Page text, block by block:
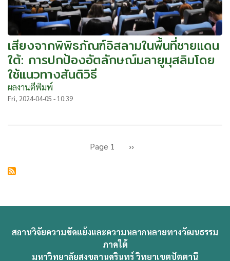
เสียงจากพิพิธภัณฑ์อิสลามในพื้นที่ชายแดน
ใต้: การปกป้องอัตลักษณ์มลายูมุสลิมโดย
ใช้แนวทางสันติวิธี
ผลงานตีพิมพ์
Fri, 2024-04-05 - 10:39
Page 1
Next
››
สถานวิจัยความขัดแย้งและความหลากหลายทางวัฒนธรรม
ภาคใต้
มหาวิทยาลัยสงขลานครินทร์ วิทยาเขตปัตตานี